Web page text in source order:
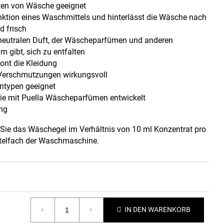
von Wäsche geeignet
eines Waschmittels und hinterlässt die Wäsche nach
frisch
Duft, der Wäscheparfümen und anderen
gibt, sich zu entfalten
die Kleidung
wirkungsvoll
geeignet
mit Puella Wäscheparfümen entwickelt
das Wäschegel im Verhältnis von 10 ml Konzentrat pro
der Waschmaschine.
IN DEN WARENKORB